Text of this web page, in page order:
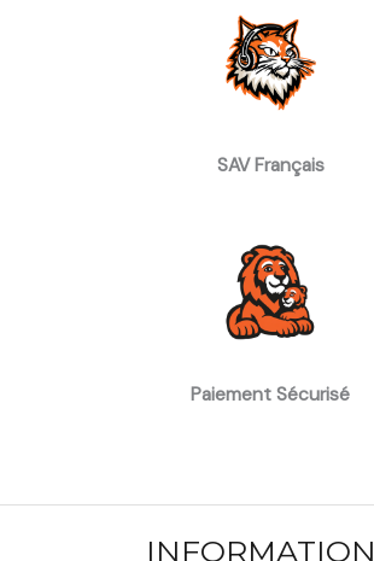
SAV Français
Paiement Sécurisé